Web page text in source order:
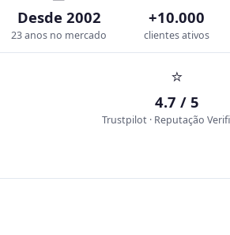
Desde 2002
23 anos no mercado
+10.000
clientes ativos
⭐
4.7 / 5
Trustpilot · Reputação